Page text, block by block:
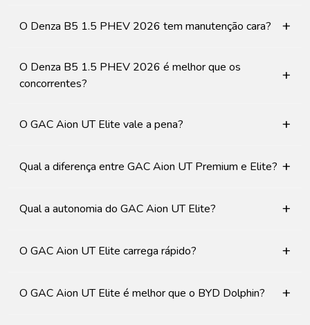
O Denza B5 1.5 PHEV 2026 tem manutenção cara? +
O Denza B5 1.5 PHEV 2026 é melhor que os
concorrentes?
+
O GAC Aion UT Elite vale a pena? +
Qual a diferença entre GAC Aion UT Premium e Elite? +
Qual a autonomia do GAC Aion UT Elite? +
O GAC Aion UT Elite carrega rápido? +
O GAC Aion UT Elite é melhor que o BYD Dolphin? +